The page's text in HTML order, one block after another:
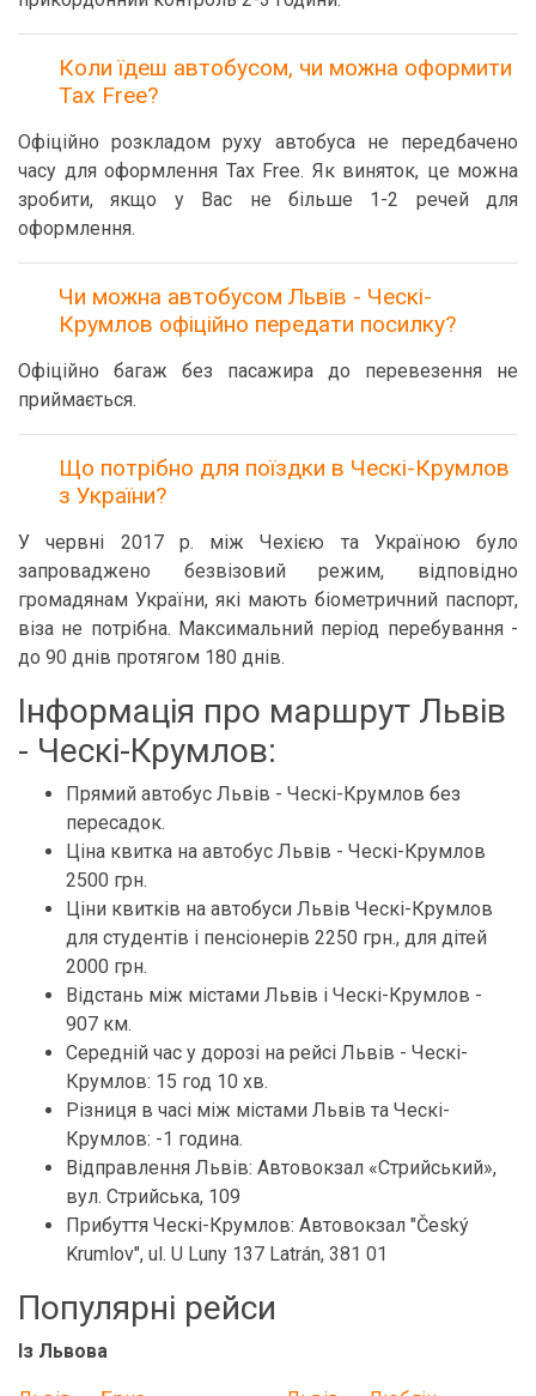
Коли їдеш автобусом, чи можна оформити
Tax Free?
Офіційно розкладом руху автобуса не передбачено
часу для оформлення Tax Free. Як виняток, це можна
зробити, якщо у Вас не більше 1-2 речей для
оформлення.
Чи можна автобусом Львів - Ческі-
Крумлов офіційно передати посилку?
Офіційно багаж без пасажира до перевезення не
приймається.
Що потрібно для поїздки в Ческі-Крумлов
з України?
У червні 2017 р. між Чехією та Україною було
запроваджено безвізовий режим, відповідно
громадянам України, які мають біометричний паспорт,
віза не потрібна. Максимальний період перебування -
до 90 днів протягом 180 днів.
Інформація про маршрут Львів
- Ческі-Крумлов:
Прямий автобус Львів - Ческі-Крумлов без
пересадок.
Ціна квитка на автобус Львів - Ческі-Крумлов
2500 грн.
Ціни квитків на автобуси Львів Ческі-Крумлов
для студентів і пенсіонерів 2250 грн., для дітей
2000 грн.
Відстань між містами Львів і Ческі-Крумлов -
907 км.
Середній час у дорозі на рейсі Львів - Ческі-
Крумлов: 15 год 10 хв.
Різниця в часі між містами Львів та Ческі-
Крумлов: -1 година.
Відправлення Львів: Автовокзал «Стрийський»,
вул. Стрийська, 109
Прибуття Ческі-Крумлов: Автовокзал "Český
Krumlov", ul. U Luny 137 Latrán, 381 01
Популярні рейси
Із Львова